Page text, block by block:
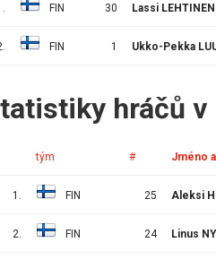
FIN 30 Lassi LEHTINEN
FIN 1 Ukko-Pekka
hráčů v
tým # Jméno
1. FIN 25 Aleksi
2. FIN 24 Linus